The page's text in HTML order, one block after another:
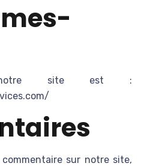
notre site est :
sur notre site,